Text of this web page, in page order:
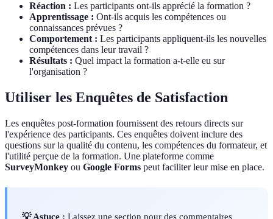
Réaction : Les participants ont-ils apprécié la formation ?
Apprentissage : Ont-ils acquis les compétences ou
connaissances prévues ?
Comportement : Les participants appliquent-ils les nouvelles
compétences dans leur travail ?
Résultats : Quel impact la formation a-t-elle eu sur
l'organisation ?
Utiliser les Enquêtes de Satisfaction
Les enquêtes post-formation fournissent des retours directs sur
l'expérience des participants. Ces enquêtes doivent inclure des
questions sur la qualité du contenu, les compétences du formateur, et
l'utilité perçue de la formation. Une plateforme comme
SurveyMonkey ou Google Forms peut faciliter leur mise en place.
💡 Astuce : Laissez une section pour des commentaires